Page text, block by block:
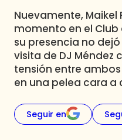
Nuevamente, Maikel
momento en el
su presencia no
visita de DJ Méndez
tensión entre
en una pelea cara a
Seguir en
Todos Los